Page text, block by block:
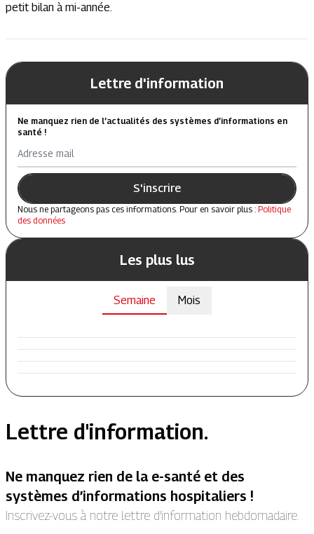
petit bilan à mi-année.
Lettre d'information
Ne manquez rien de l’actualités des systèmes d’informations en
santé !
Adresse mail
S'inscrire
Nous ne partageons pas ces informations. Pour en savoir plus : Politique
des données
Les plus lus
Semaine Mois
Lettre d'information.
Ne manquez rien de la e-santé et des
systèmes d’informations hospitaliers !
Inscrivez-vous à notre lettre d’information hebdomadaire.